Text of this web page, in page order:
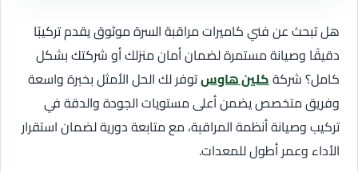
هل تبحث عن فني كاميرات مراقبة السرة موثوق يقدم تركيبًا
دقيقًا وصيانة مستمرة لضمان أمان منزلك أو شركتك بشكل
كامل؟ شركةكلين هاوستوفر لك الحل الأمثل بخبرة واسعة
وفريق متخصص يضمن أعلى مستويات الجودة والدقة في
تركيب وصيانة أنظمة المراقبة، مع متابعة دورية لضمان استقرار
الأداء وعمر أطول للمعدات.